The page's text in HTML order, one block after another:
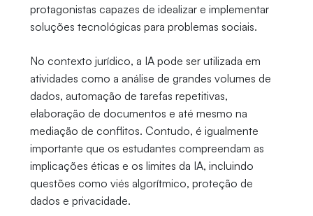
protagonistas capazes de idealizar e implementar
soluções tecnológicas para problemas sociais.
No contexto jurídico, a IA pode ser utilizada em
atividades como a análise de grandes volumes de
dados, automação de tarefas repetitivas,
elaboração de documentos e até mesmo na
mediação de conflitos. Contudo, é igualmente
importante que os estudantes compreendam as
implicações éticas e os limites da IA, incluindo
questões como viés algorítmico, proteção de
dados e privacidade.